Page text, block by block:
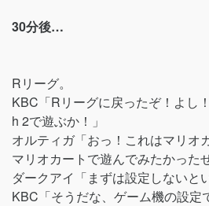
30分後…
Rリーグ。
KBC「Rリーグに戻ったぞ！よし
h 2で遊ぶか！」
オルティガ「おっ！これはマリオ
マリオカートで遊んでみたかった
ダークアイ「まずは設定しないと
KBC「そうだな、ゲーム機の設定